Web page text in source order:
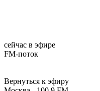
сейчас в эфире
FM-поток
Вернуться к эфиру